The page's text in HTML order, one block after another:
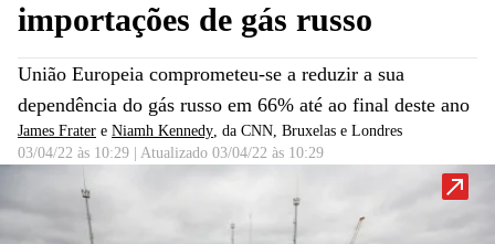
importações de gás russo
União Europeia comprometeu-se a reduzir a sua
dependência do gás russo em 66% até ao final deste ano
James Frater e Niamh Kennedy, da CNN, Bruxelas e Londres
03/04/22 às 10:29
Atualizado 03/04/22 às 10:29